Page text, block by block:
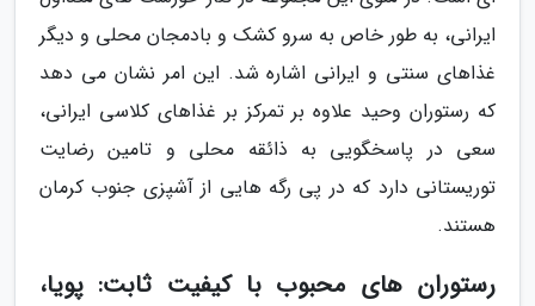
ایرانی، به طور خاص به سرو کشک و بادمجان محلی و دیگر
غذاهای سنتی و ایرانی اشاره شد. این امر نشان می دهد
که رستوران وحید علاوه بر تمرکز بر غذاهای کلاسی ایرانی،
سعی در پاسخگویی به ذائقه محلی و تامین رضایت
توریستانی دارد که در پی رگه هایی از آشپزی جنوب کرمان
هستند.
رستوران های محبوب با کیفیت ثابت: پویا،